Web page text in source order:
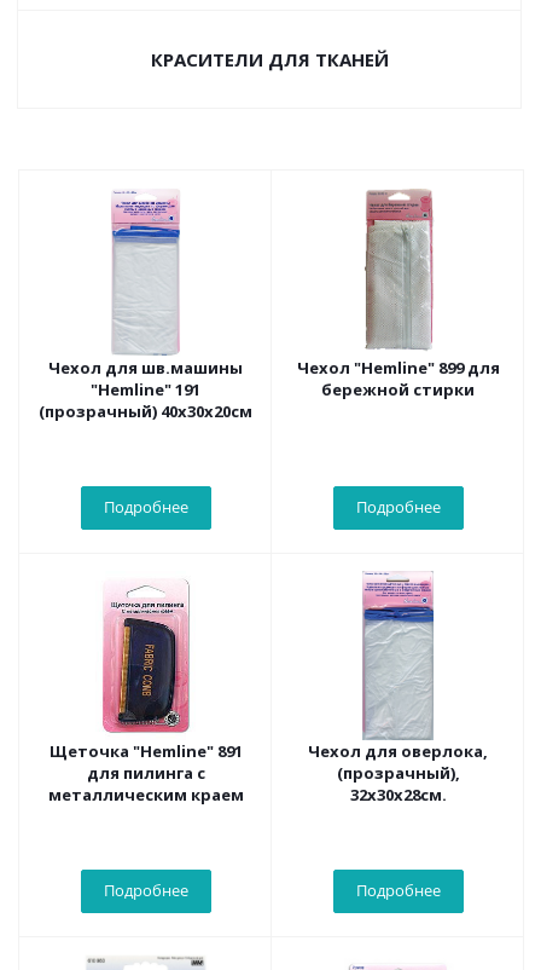
КРАСИТЕЛИ ДЛЯ ТКАНЕЙ
Чехол для шв.машины
"Hemline" 191
(прозрачный) 40х30х20см
Подробнее
Чехол "Hemline" 899 для
бережной стирки
Подробнее
Щеточка "Hemline" 891
для пилинга с
металлическим краем
Подробнее
Чехол для оверлока,
(прозрачный),
32х30х28см.
Подробнее